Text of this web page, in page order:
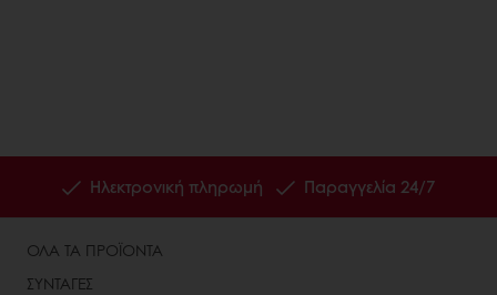
Ηλεκτρονική πληρωμή Παραγγελία 24/7
ΟΛΑ ΤΑ ΠΡΟΪΟΝΤΑ
ΣΥΝΤΑΓΕΣ